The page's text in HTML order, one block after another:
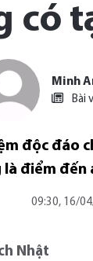
có
Minh
Bài
độc đáo
là điểm
09:30, 16/
Nhật